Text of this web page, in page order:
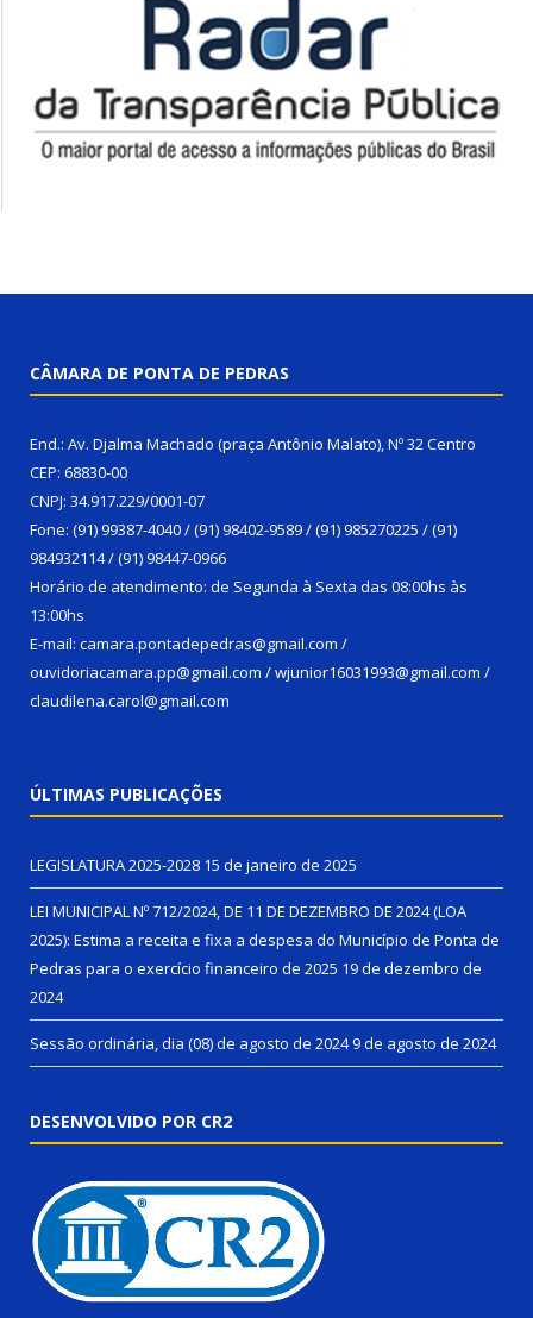
CÂMARA DE PONTA DE PEDRAS
End.: Av. Djalma Machado (praça Antônio Malato), Nº 32 Centro
CEP: 68830-00
CNPJ: 34.917.229/0001-07
Fone: (91) 99387-4040 / (91) 98402-9589 / (91) 985270225 / (91)
984932114 / (91) 98447-0966
Horário de atendimento: de Segunda à Sexta das 08:00hs às
13:00hs
E-mail: camara.pontadepedras@gmail.com /
ouvidoriacamara.pp@gmail.com / wjunior16031993@gmail.com /
claudilena.carol@gmail.com
ÚLTIMAS PUBLICAÇÕES
LEGISLATURA 2025-2028 15 de janeiro de 2025
LEI MUNICIPAL Nº 712/2024, DE 11 DE DEZEMBRO DE 2024 (LOA
2025): Estima a receita e fixa a despesa do Município de Ponta de
Pedras para o exercício financeiro de 2025 19 de dezembro de
2024
Sessão ordinária, dia (08) de agosto de 20249 de agosto de 2024
DESENVOLVIDO POR CR2